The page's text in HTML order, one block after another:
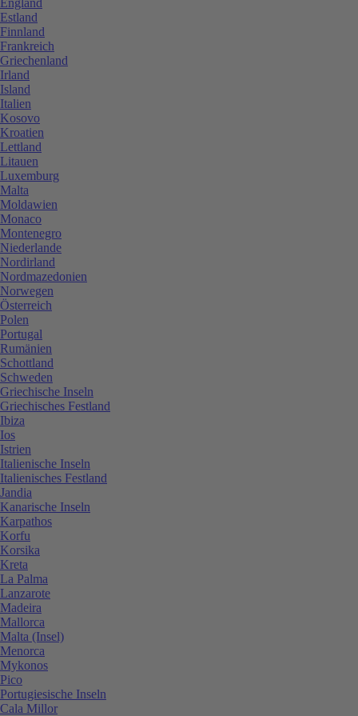
Estland
Finnland
Frankreich
Griechenland
Irland
Island
Italien
Kosovo
Kroatien
Lettland
Litauen
Luxemburg
Malta
Moldawien
Monaco
Montenegro
Niederlande
Nordirland
Nordmazedonien
Norwegen
Österreich
Polen
Portugal
Rumänien
Schottland
Schweden
Griechische Inseln
Griechisches Festland
Ibiza
Ios
Istrien
Italienische Inseln
Italienisches Festland
Jandia
Kanarische Inseln
Karpathos
Korfu
Korsika
Kreta
La Palma
Lanzarote
Madeira
Mallorca
Malta (Insel)
Menorca
Mykonos
Pico
Portugiesische Inseln
Cala Millor